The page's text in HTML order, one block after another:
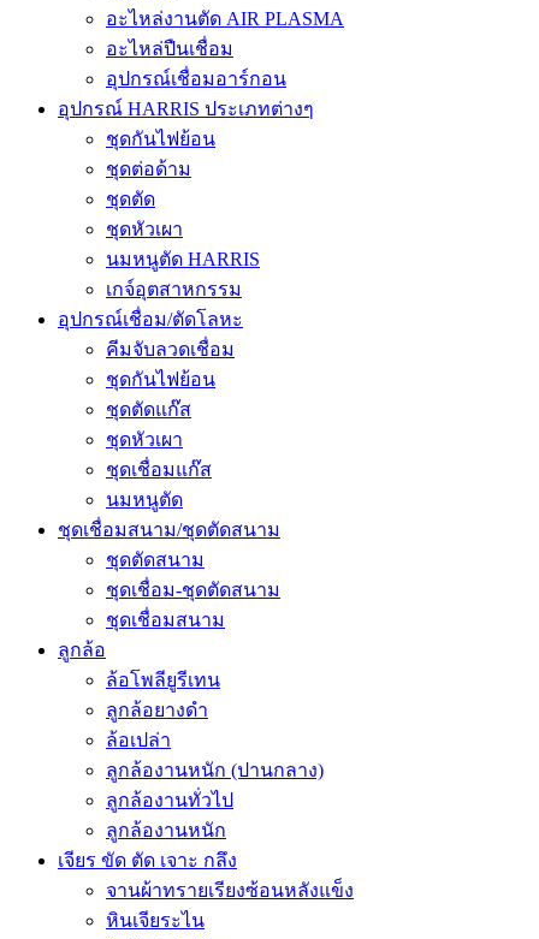
อะไหล่งานตัด AIR PLASMA
อะไหล่ปืนเชื่อม
อุปกรณ์เชื่อมอาร์กอน
อุปกรณ์ HARRIS ประเภทต่างๆ
ชุดกันไฟย้อน
ชุดต่อด้าม
ชุดตัด
ชุดหัวเผา
นมหนูตัด HARRIS
เกจ์อุตสาหกรรม
อุปกรณ์เชื่อม/ตัดโลหะ
คีมจับลวดเชื่อม
ชุดกันไฟย้อน
ชุดตัดแก๊ส
ชุดหัวเผา
ชุดเชื่อมแก๊ส
นมหนูตัด
ชุดเชื่อมสนาม/ชุดตัดสนาม
ชุดตัดสนาม
ชุดเชื่อม-ชุดตัดสนาม
ชุดเชื่อมสนาม
ลูกล้อ
ล้อโพลียูรีเทน
ลูกล้อยางดำ
ล้อเปล่า
ลูกล้องานหนัก (ปานกลาง)
ลูกล้องานทั่วไป
ลูกล้องานหนัก
เจียร ขัด ตัด เจาะ กลึง
จานผ้าทรายเรียงซ้อนหลังแข็ง
หินเจียระไน